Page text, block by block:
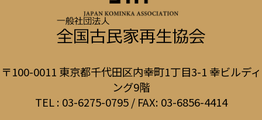
〒100-0011 東京都千代田区内幸町1丁目3-1 幸ビルディ
ング9階
TEL : 03-6275-0795 / FAX: 03-6856-4414